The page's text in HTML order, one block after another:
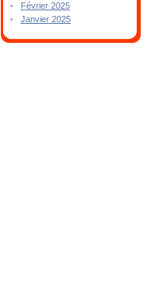
Février 2025
Janvier 2025